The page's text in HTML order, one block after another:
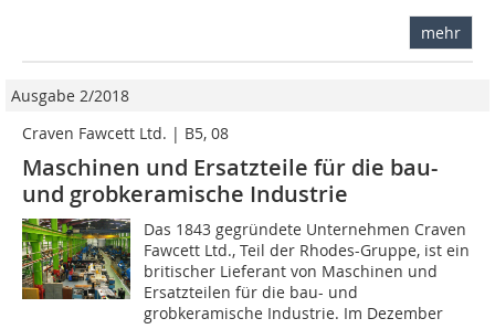
mehr
Ausgabe 2/2018
Craven Fawcett Ltd. | B5, 08
Maschinen und Ersatzteile für die bau-
und grobkeramische Industrie
Das 1843 gegründete Unternehmen Craven
Fawcett Ltd., Teil der Rhodes-Gruppe, ist ein
britischer Lieferant von Maschinen und
Ersatzteilen für die bau- und
grobkeramische Industrie. Im Dezember